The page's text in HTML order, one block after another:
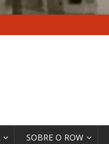
SOBRE O ROW